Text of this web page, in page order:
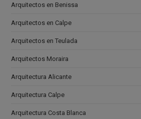
Arquitectos en Benissa
Arquitectos en Calpe
Arquitectos en Teulada
Arquitectos Moraira
Arquitectura Alicante
Arquitectura Calpe
Arquitectura Costa Blanca